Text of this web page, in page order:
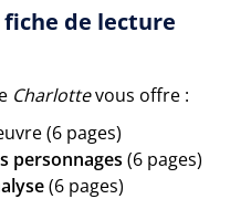
de lecture
Charlottevous offre :
(6 pages)
personnages (6 pages)
(6 pages)